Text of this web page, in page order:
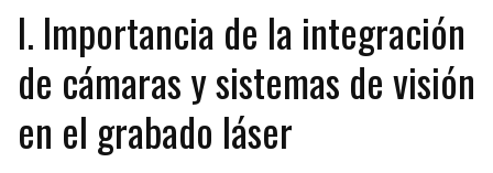
I. Importancia de la integración
de cámaras y sistemas de visión
en el grabado láser